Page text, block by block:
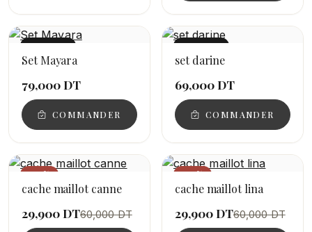
NOUVEAU
Set Mayara
79,000 DT
COMMANDER
NOUVEAU
set darine
69,000 DT
COMMANDER
−50%
cache maillot canne
29,900 DT60,000 DT
−50%
cache maillot lina
29,900 DT60,000 DT